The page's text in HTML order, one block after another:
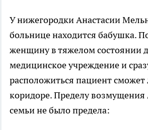
У нижегородки Анастасии
больнице находится бабушка.
женщину в тяжелом состоянии
медицинское учреждение и
расположиться пациент
коридоре. Пределу возмущения
семьи не было предела: